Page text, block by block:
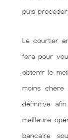
puis
Le courtier
fera pour
obtenir le
moins chère
définitive
meilleure
bancaire